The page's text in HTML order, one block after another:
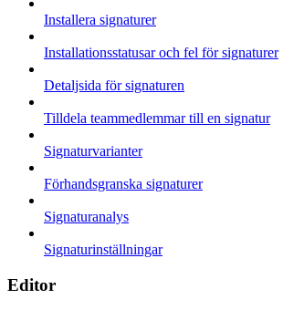
Installera signaturer
Installationsstatusar och fel för signaturer
Detaljsida för signaturen
Tilldela teammedlemmar till en signatur
Signaturvarianter
Förhandsgranska signaturer
Signaturanalys
Signaturinställningar
Editor